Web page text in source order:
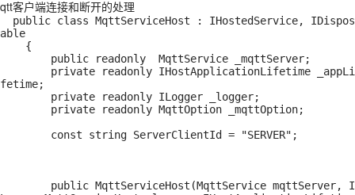
qtt客户端连接和断开的处理
able
fetime;